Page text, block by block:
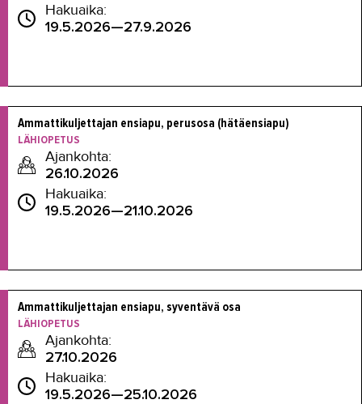
Hakuaika:
19.5.2026—27.9.2026
Ammattikuljettajan ensiapu, perusosa (hätäensiapu)
LÄHIOPETUS
Ajankohta:
26.10.2026
Hakuaika:
19.5.2026—21.10.2026
Ammattikuljettajan ensiapu, syventävä osa
LÄHIOPETUS
Ajankohta:
27.10.2026
Hakuaika:
19.5.2026—25.10.2026